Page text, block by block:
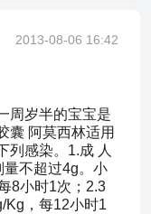
2013-08-06 16:42
周岁半的宝宝是
囊 阿莫西林适用
列感染。1.成 人
不超过4g。小
8小时1次；2.3
Kg，每12小时1